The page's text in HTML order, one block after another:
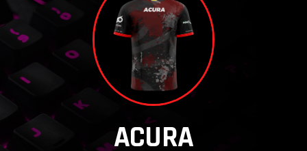
ACURA